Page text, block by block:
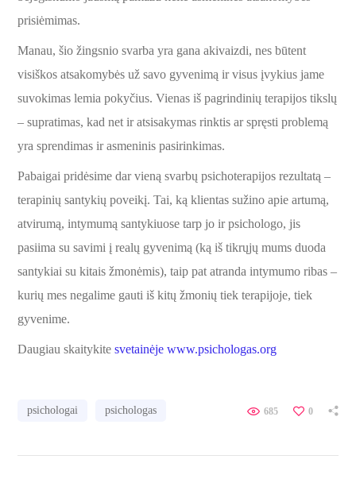
prisiėmimas.
Manau, šio žingsnio svarba yra gana akivaizdi, nes būtent
visiškos atsakomybės už savo gyvenimą ir visus įvykius jame
suvokimas lemia pokyčius. Vienas iš pagrindinių terapijos tikslų
– supratimas, kad net ir atsisakymas rinktis ar spręsti problemą
yra sprendimas ir asmeninis pasirinkimas.
Pabaigai pridėsime dar vieną svarbų psichoterapijos rezultatą –
terapinių santykių poveikį. Tai, ką klientas sužino apie artumą,
atvirumą, intymumą santykiuose tarp jo ir psichologo, jis
pasiima su savimi į realų gyvenimą (ką iš tikrųjų mums duoda
santykiai su kitais žmonėmis), taip pat atranda intymumo ribas –
kurių mes negalime gauti iš kitų žmonių tiek terapijoje, tiek
gyvenime.
Daugiau skaitykitesvetainėje www.psichologas.org
psichologai psichologas 0
685